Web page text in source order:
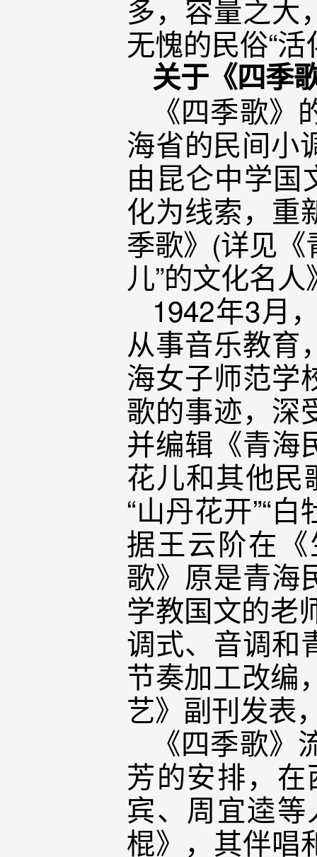
多，容量之大
无愧的民俗“活
关于《四季
《四季歌
海省的民间小
由昆仑中学国
化为线索，重
季歌》(详见《
儿”的文化名
1942年3月
从事音乐教育
海女子师范学
歌的事迹，深
并编辑《青海
花儿和其他民
“山丹花开”“
据王云阶在
歌》原是青海
学教国文的老
调式、音调和
节奏加工改编
艺》副刊发表
《四季歌
芳的安排，
宾、周宜逵
棍》，其伴唱